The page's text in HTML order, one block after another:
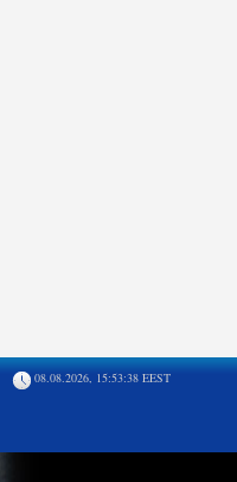
08.08.2026, 15:53:38 EEST